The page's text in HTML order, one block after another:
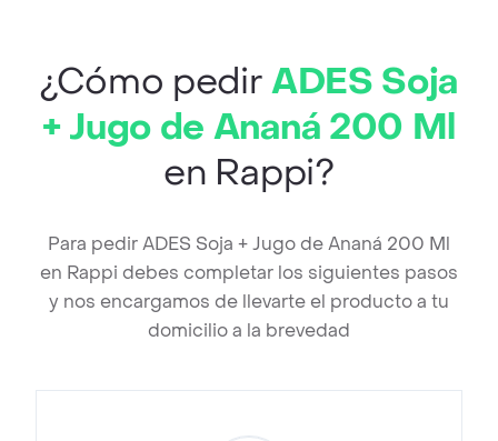
¿Cómo pedirADES Soja
+ Jugo de Ananá 200 Ml
en Rappi?
Para pedir ADES Soja + Jugo de Ananá 200 Ml
en Rappi debes completar los siguientes pasos
y nos encargamos de llevarte el producto a tu
domicilio a la brevedad